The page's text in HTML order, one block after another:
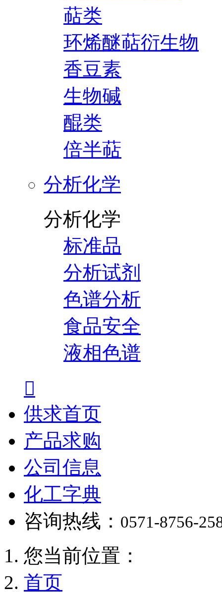
萜类
环烯醚萜衍生物
香豆素
生物碱
醌类
倍半萜
分析化学
分析化学
标准品
分析试剂
色谱分析
食品安全
液相色谱

供求首页
产品求购
公司信息
化工字典
咨询热线： 0571-8756-
您当前位置：
首页